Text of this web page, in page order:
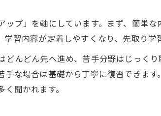
プ」を軸にしています。まず、簡単
習内容が定着しやすくなり、先取り学
んどん先へ進め、苦手分野はじっく
な場合は基礎から丁寧に復習できま
聞かれます。